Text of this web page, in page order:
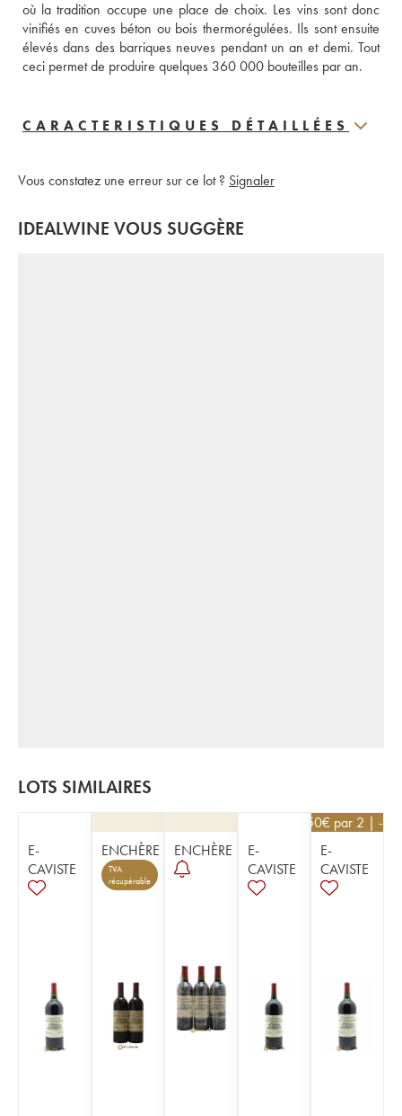
où la tradition occupe une place de choix. Les vins sont donc
vinifiés en cuves béton ou bois thermorégulées. Ils sont ensuite
élevés dans des barriques neuves pendant un an et demi. Tout
ceci permet de produire quelques 360 000 bouteilles par an.
CARACTERISTIQUES DÉTAILLÉES
Vous constatez une erreur sur ce lot ? Signaler
IDEALWINE VOUS SUGGÈRE
LOTS SIMILAIRES
E-
CAVISTE
ENCHÈRE
TVA
récupérable
ENCHÈRE
E-
CAVISTE
76,50€ par 2 | -
E-
CAVISTE